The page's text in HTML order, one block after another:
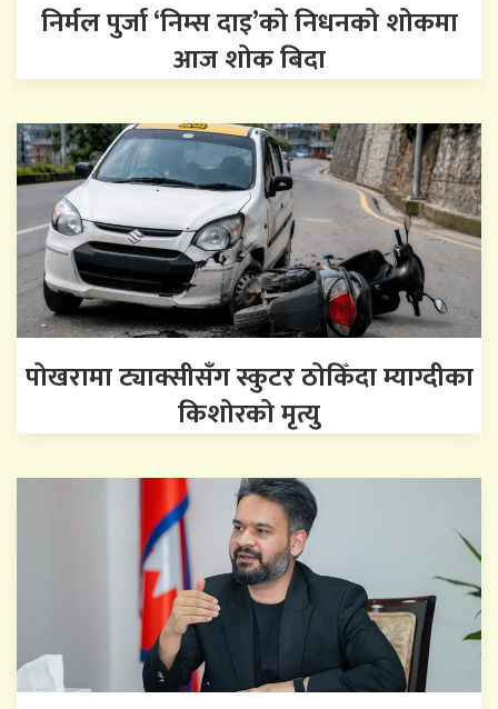
निर्मल पुर्जा ‘निम्स दाइ’को निधनको शोकमा
आज शोक बिदा
पोखरामा ट्याक्सीसँग स्कुटर ठोकिँदा म्याग्दीका
किशोरको मृत्यु